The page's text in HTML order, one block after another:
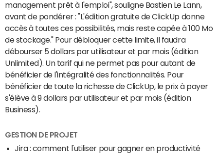
management prêt à l'emploi", souligne Bastien Le Lann,
avant de pondérer : "L'édition gratuite de ClickUp donne
accès à toutes ces possibilités, mais reste capée à 100 Mo
de stockage." Pour débloquer cette limite, il faudra
débourser 5 dollars par utilisateur et par mois (édition
Unlimited). Un tarif qui ne permet pas pour autant de
bénéficier de l'intégralité des fonctionnalités. Pour
bénéficier de toute la richesse de ClickUp, le prix à payer
s'élève à 9 dollars par utilisateur et par mois (édition
Business).
GESTION DE PROJET
Jira : comment l'utiliser pour gagner en productivité